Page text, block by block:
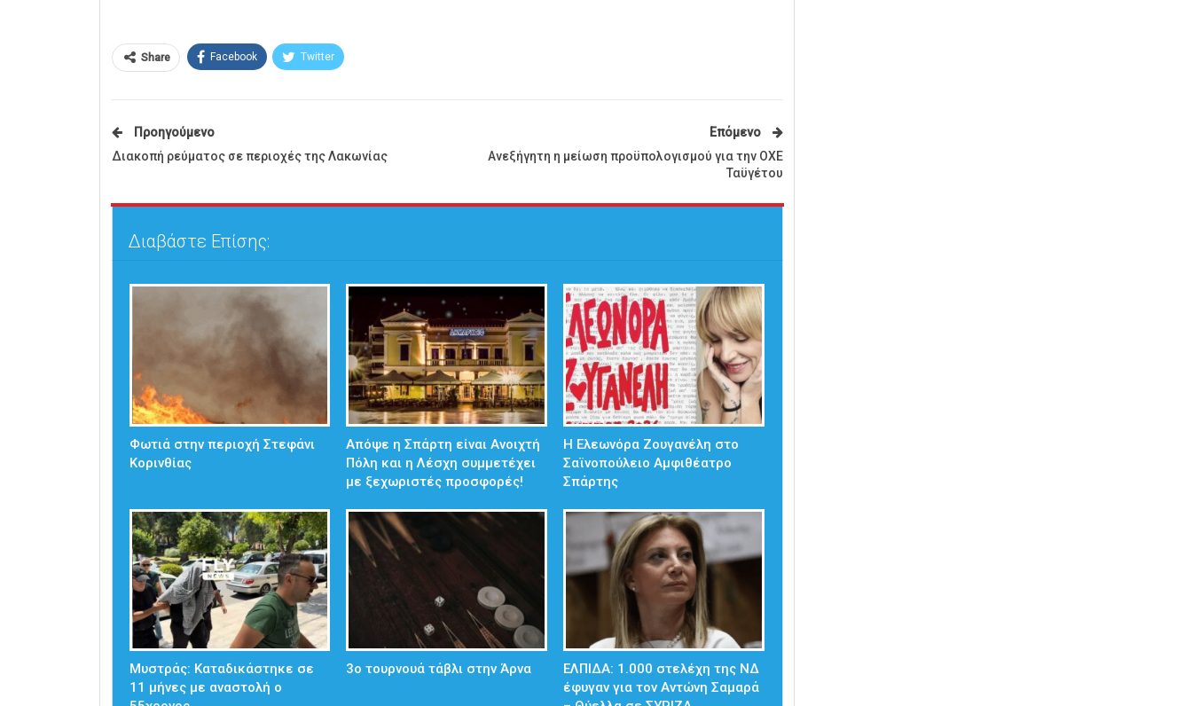
Share Facebook Twitter
Προηγούμενο
Διακοπή ρεύματος σε περιοχές της Λακωνίας
Επόμενο
Ανεξήγητη η μείωση προϋπολογισμού για την ΟΧΕ
Ταϋγέτου
Διαβάστε Επίσης:
Φωτιά στην περιοχή Στεφάνι
Κορινθίας
Απόψε η Σπάρτη είναι Ανοιχτή
Πόλη και η Λέσχη συμμετέχει
με ξεχωριστές προσφορές!
Η Ελεωνόρα Ζουγανέλη στο
Σαϊνοπούλειο Αμφιθέατρο
Σπάρτης
Μυστράς: Καταδικάστηκε σε
11 μήνες με αναστολή ο
3ο τουρνουά τάβλι στην Άρνα
ΕΛΠΙΔΑ: 1.000 στελέχη της ΝΔ
έφυγαν για τον Αντώνη Σαμαρά